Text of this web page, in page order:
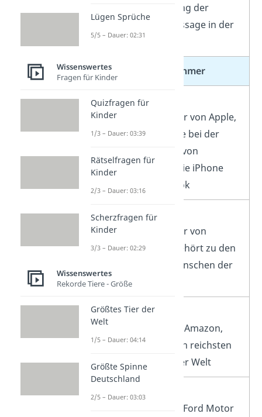
Durchquerung der
Nordwestpassage in der
Arktis
innovative Unternehmer
Steve Jobs
Mitbegründer von Apple,
Schlüsselrolle bei der
Entwicklung von
Produkten wie iPhone
oder MacBook
Bill Gates
Mitbegründer von
Microsoft, gehört zu den
reichsten Menschen der
Welt
Jeff Bezos
Gründer von Amazon,
gehört zu den reichsten
Menschen der Welt
Gründer der Ford Motor
Lügen Sprüche
5/5 – Dauer: 02:31
Wissenswertes
Fragen für Kinder
Quizfragen für
Kinder
1/3 – Dauer: 03:39
Rätselfragen für
Kinder
2/3 – Dauer: 03:16
Scherzfragen für
Kinder
3/3 – Dauer: 02:29
Wissenswertes
Rekorde Tiere - Größe
Größtes Tier der
Welt
1/5 – Dauer: 04:14
Größte Spinne
Deutschland
2/5 – Dauer: 03:03